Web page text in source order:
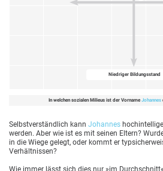
Niedriger Bildungsstand
In welchen sozialen Milieus ist der Vorname Johannes
Selbstverständlich kann Johannes
werden. Aber wie ist es mit seinen Eltern?
in die Wiege gelegt, oder kommt er
Verhältnissen?
Wie immer lässt sich dies nur »im